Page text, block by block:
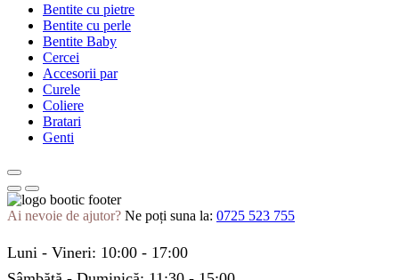
Bentite cu pietre
Bentite cu perle
Bentite Baby
Cercei
Accesorii par
Curele
Coliere
Bratari
Genti
Ai nevoie de ajutor? Ne poți suna la: 0725 523 755
Luni - Vineri: 10:00 - 17:00